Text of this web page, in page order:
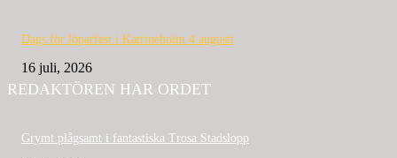
Dags för löparfest i Katrineholm 4 augusti
16 juli, 2026
REDAKTÖREN HAR ORDET
Grymt plågsamt i fantastiska Trosa Stadslopp